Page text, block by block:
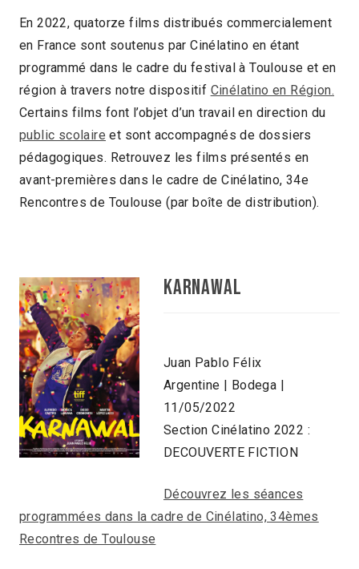
En 2022, quatorze films distribués commercialement
en France sont soutenus par Cinélatino en étant
programmé dans le cadre du festival à Toulouse et en
région à travers notre dispositif Cinélatino en Région.
Certains films font l’objet d’un travail en direction du
public scolaire et sont accompagnés de dossiers
pédagogiques. Retrouvez les films présentés en
avant-premières dans le cadre de Cinélatino, 34e
Rencontres de Toulouse (par boîte de distribution).
KARNAWAL
Juan Pablo Félix
Argentine | Bodega |
11/05/2022
Section Cinélatino 2022 :
DECOUVERTE FICTION
Découvrez les séances
programmées dans la cadre de Cinélatino, 34èmes
Recontres de Toulouse